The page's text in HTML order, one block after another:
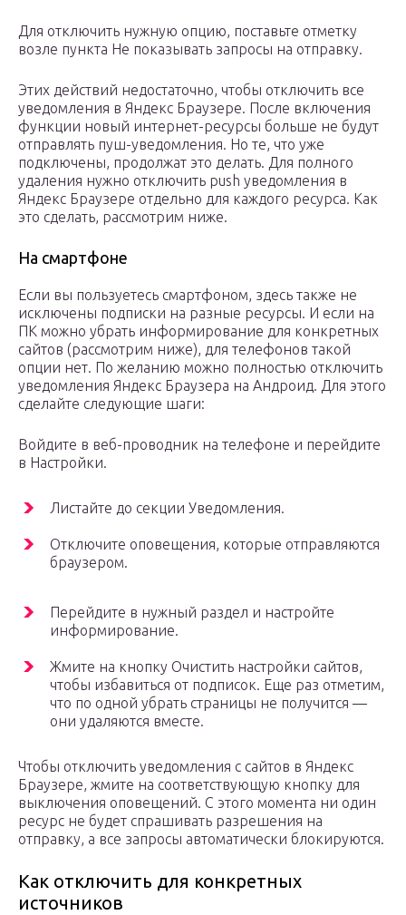
Для отключить нужную опцию, поставьте отметку
возле пункта Не показывать запросы на отправку.
Этих действий недостаточно, чтобы отключить все
уведомления в Яндекс Браузере. После включения
функции новый интернет-ресурсы больше не будут
отправлять пуш-уведомления. Но те, что уже
подключены, продолжат это делать. Для полного
удаления нужно отключить push уведомления в
Яндекс Браузере отдельно для каждого ресурса. Как
это сделать, рассмотрим ниже.
На смартфоне
Если вы пользуетесь смартфоном, здесь также не
исключены подписки на разные ресурсы. И если на
ПК можно убрать информирование для конкретных
сайтов (рассмотрим ниже), для телефонов такой
опции нет. По желанию можно полностью отключить
уведомления Яндекс Браузера на Андроид. Для этого
сделайте следующие шаги:
Войдите в веб-проводник на телефоне и перейдите
в Настройки.
Листайте до секции Уведомления.
Отключите оповещения, которые отправляются
браузером.
Перейдите в нужный раздел и настройте
информирование.
Жмите на кнопку Очистить настройки сайтов,
чтобы избавиться от подписок. Еще раз отметим,
что по одной убрать страницы не получится —
они удаляются вместе.
Чтобы отключить уведомления с сайтов в Яндекс
Браузере, жмите на соответствующую кнопку для
выключения оповещений. С этого момента ни один
ресурс не будет спрашивать разрешения на
отправку, а все запросы автоматически блокируются.
Как отключить для конкретных
источников